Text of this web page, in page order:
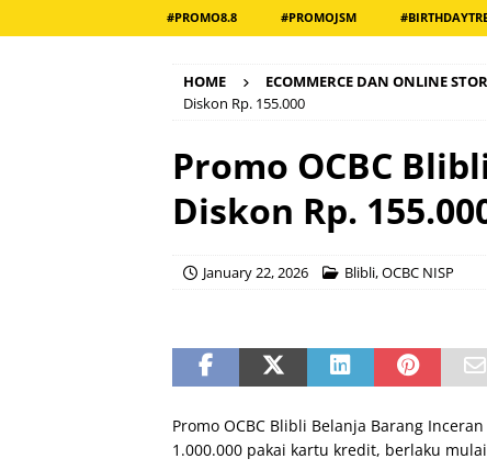
#PROMO8.8 #PROMOJSM
HOME ECOMMERCE DAN ONLINE
Diskon Rp. 155.000
Promo OCBC
Diskon Rp.
January 22, 2026 Blibli,OCBC NISP
Promo OCBC Blibli Belanja Barang
1.000.000 pakai kartu kredit, berlaku